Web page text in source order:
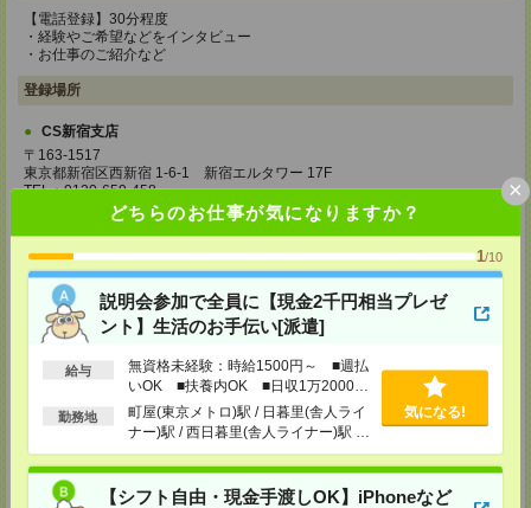
どちらのお仕事が気になりますか？
1/10
説明会参加で全員に【現金2千円相当プレゼ
ント】生活のお手伝い[派遣]
給与
無資格未経験：時給1500円～ ■週払
いOK ■扶養内OK ■日収1万2000円
以上
勤務地
町屋(東京メトロ)駅 / 日暮里(舎人ライ
ナー)駅 / 西日暮里(舎人ライナー)駅 /
…
気になる!
【シフト自由・現金手渡しOK】iPhoneなど
×
【電話登録】30分程度
・経験やご希望などをインタビュー
・お仕事のご紹介など
登録場所
CS新宿支店
〒163-1517
東京都新宿区西新宿 1-6-1 新宿エルタワー 17F
TEL：0120-659-458
CS_SHINJUKU@manpowergroup.jp
担当：採用担当
CS立川支店
〒190-0012
東京都立川市曙町2-34-7 ファーレイーストビル 8F
TEL：0120-659-460
MAIL：CS_TACHIKAWA@manpowergroup.jp
〒220-8136
神奈川県横浜市西区みなとみらい 2-2-1 横浜ランドマークタワー36F
TEL：0120-659-459
MAIL：CS_YOKOHAMA@manpowergroup.jp
担当：採用担当